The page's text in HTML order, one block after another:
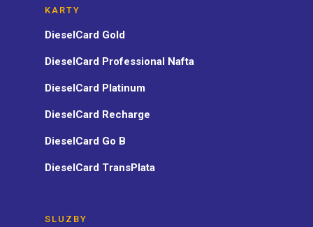
KARTY
DieselCard Gold
DieselCard Professional Nafta
DieselCard Platinum
DieselCard Recharge
DieselCard Go B
DieselCard TransPlata
SLUZBY